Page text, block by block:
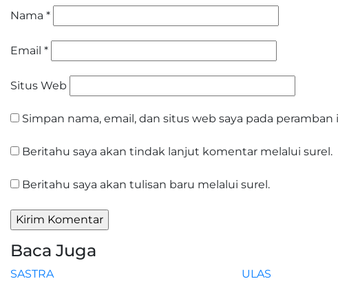
Nama *
Email *
Situs Web
Simpan nama, email, dan situs web saya pada
Beritahu saya akan tindak lanjut komentar melalui surel.
Beritahu saya akan tulisan baru melalui surel.
Baca Juga
SASTRA ULAS